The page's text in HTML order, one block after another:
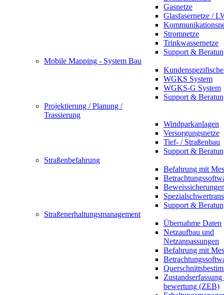
Gasnetze
Glasfasernetze /
Stromnetze
Trinkwassernetze
Support &
Mobile Mapping - System Bau
WGKS System
WGKS-G System
Support &
Projektierung / Planung /
Trassierung
Windparkanlagen
Versorgungsnetze
Tief- / Straßenbau
Support &
Straßenbefahrung
Befahrung mit
Support &
Straßenerhaltungsmanagement
Übernahme Daten
Netzaufbau und
Netzanpassungen
Befahrung mit
bewertung (ZEB)